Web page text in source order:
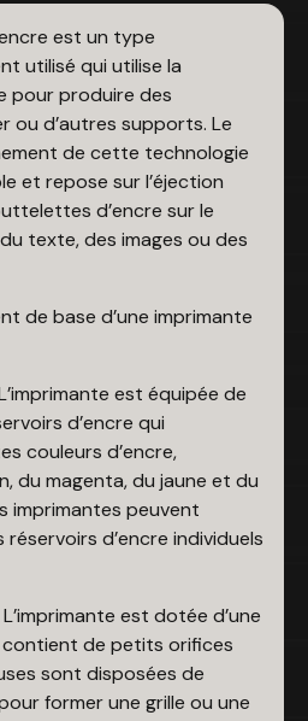
est un type
utilisé qui utilise la
pour produire des
ou d’autres supports. Le
de cette technologie
et repose sur l’éjection
d’encre sur le
texte, des images ou des
de base d’une imprimante
est équipée de
d’encre qui
couleurs d’encre,
du magenta, du jaune et du
imprimantes peuvent
d’encre individuels
L’imprimante est dotée d’une
contient de petits orifices
sont disposées de
former une grille ou une